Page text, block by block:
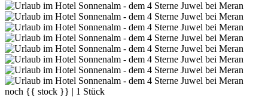
noch {{ stock }} | 1 Stück